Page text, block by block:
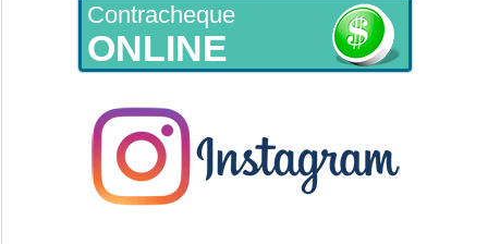
Contracheque
ONLINE